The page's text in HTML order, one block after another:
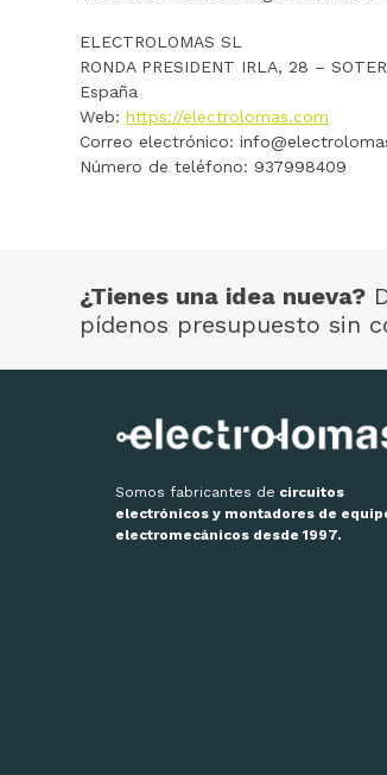
ELECTROLOMAS SL
RONDA PRESIDENT IRLA, 28 –
España
Web:https://electrolomas.com
Correo electrónico:info@
Número de teléfono: 937998409
¿Tienes una idea nueva?
pídenos presupuesto sin
Somos fabricantes de circuitos
electrónicos y montadores de
electromecánicos desde 1997.